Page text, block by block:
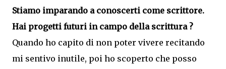
Stiamo imparando a conoscerti come scrittore.
Hai progetti futuri in campo della scrittura ?
Quando ho capito di non poter vivere recitando
mi sentivo inutile, poi ho scoperto che posso